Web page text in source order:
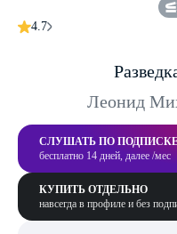
4.7
Леонид
СЛУШАТЬ ПО
бесплатно 14 дней, далее /мес
КУПИТЬ ОТДЕЛЬНО
навсегда в профиле и без